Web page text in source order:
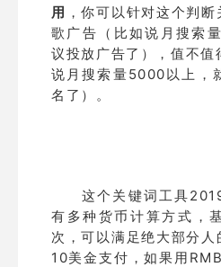
用 ，你可以针对这个判
歌广告（比如说月搜索
议投放广告了），值不值
说月搜索量5000以上，
名了）。
这个关键词工具
有多种货币计算方式，
次，可以满足绝大部分
10美金支付，如果用